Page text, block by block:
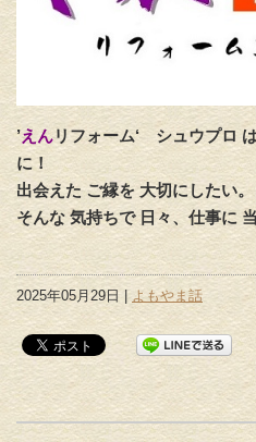
’えんリフォーム‘ シュウプロ
に！
出会えた ご縁を 大切にしたい。
そんな 気持ちで 日々、仕事に
2025年05月29日 | よもやま話